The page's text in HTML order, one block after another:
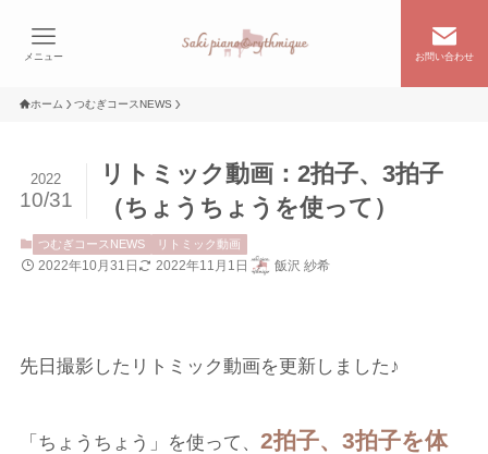
お問い合わせ
メニュー
ホーム つむぎコースNEWS
リトミック動画：2拍子、3拍子
（ちょうちょうを使って）
2022
10/31
つむぎコースNEWS リトミック動画
2022年10月31日 2022年11月1日 飯沢 紗希
先日撮影したリトミック動画を更新しました♪
「ちょうちょう」を使って、 2拍子、3拍子を体